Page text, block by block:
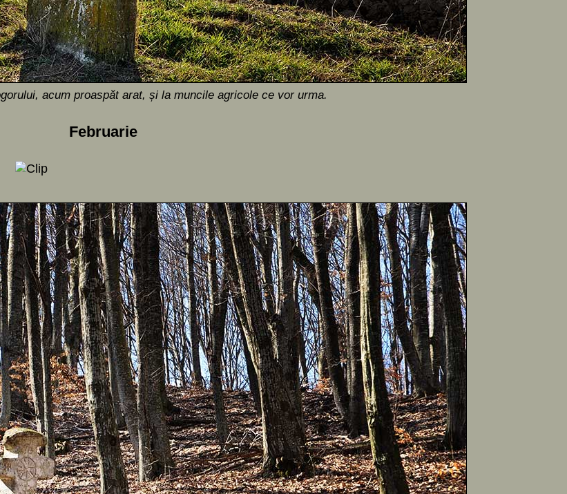
acum proaspăt arat, și la muncile agricole ce vor urma.
Februarie